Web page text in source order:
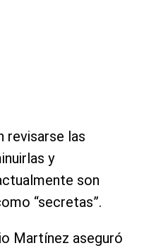
revisarse las
y
son
“secretas”.
Martínez aseguró